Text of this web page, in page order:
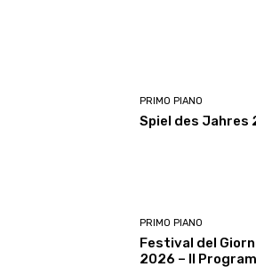
PRIMO PIANO
Spiel des Jahres
PRIMO PIANO
Festival del
2026 – Il